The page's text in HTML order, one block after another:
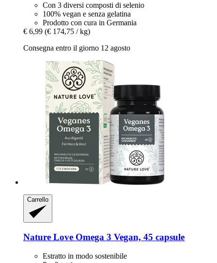
Con 3 diversi composti di selenio
100% vegan e senza gelatina
Prodotto con cura in Germania
€ 6,99 (€ 174,75 / kg)
Consegna entro il giorno 12 agosto
Carrello
Nature Love Omega 3 Vegan, 45 capsule
Estratto in modo sostenibile